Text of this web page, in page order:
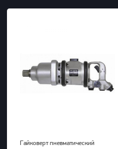
Гайковерт пневматический